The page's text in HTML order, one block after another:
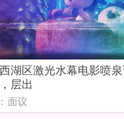
湖区激光水幕电影喷
层出
面议